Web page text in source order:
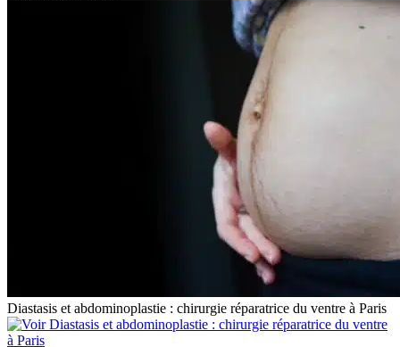
Diastasis et abdominoplastie : chirurgie réparatrice du ventre à Paris